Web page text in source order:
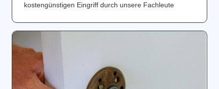
kostengünstigen Eingriff durch unsere Fachleute